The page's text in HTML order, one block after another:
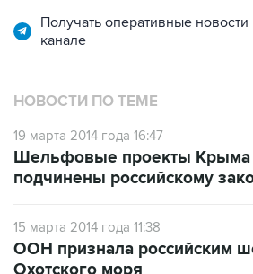
Получать оперативные
канале
НОВОСТИ ПО ТЕМЕ
19 марта 2014 года 16:47
Шельфовые проекты Крыма
подчинены российскому
15 марта 2014 года 11:38
ООН признала российским